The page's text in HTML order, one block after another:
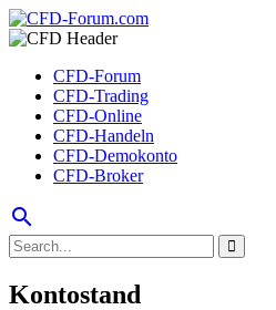
CFD-Forum
CFD-Trading
CFD-Online
CFD-Handeln
CFD-Demokonto
CFD-Broker
search
Kontostand